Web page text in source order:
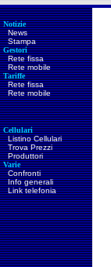
Notizie
News
Stampa
Gestori
Rete fissa
Rete mobile
Tariffe
Rete fissa
Rete mobile
Cellulari
Listino Cellulari
Trova Prezzi
Produttori
Varie
Confronti
Info generali
Link telefonia